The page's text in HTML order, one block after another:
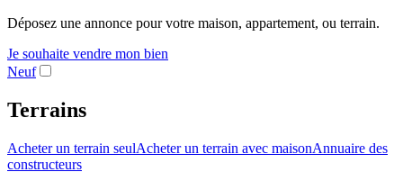
Déposez une annonce pour votre maison, appartement, ou terrain.
Je souhaite vendre mon bien
Neuf
Terrains
Acheter un terrain seulAcheter un terrain avec maisonAnnuaire des
constructeurs